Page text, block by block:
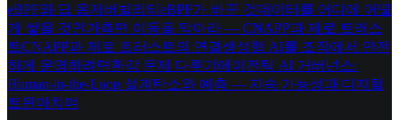
eBPF와 딥 옵저버빌리티 eBPF가 바꾼 것데이터를 어디에 어떻
게 쌓을 것인가측면 이동을 막아라 — CNAPP과 제로 트러스
트CNAPP과 제로 트러스트의 연결생성형 AI를 조직에서 안전
하게 운영하려면 환각 문제 다루기 에이전틱 AI 거버넌스:
Human-in-the-Loop 설계 탄소와 예측 — 지속 가능성과 디지털
트윈 마치며